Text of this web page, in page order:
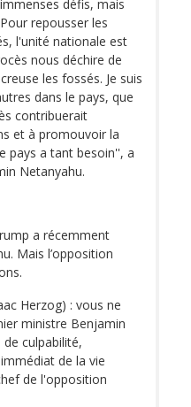
défis, mais
repousser les
l'unité nationale est
nous déchire de
les fossés. Je suis
dans le pays, que
contribuerait
et à promouvoir la
pays a tant besoin'', a
Netanyahu.
a récemment
Mais l’opposition
Herzog) : vous ne
ministre Benjamin
culpabilité,
de la vie
de l'opposition